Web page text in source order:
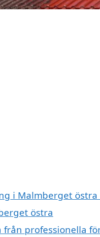
i Malmberget
östra
professionella